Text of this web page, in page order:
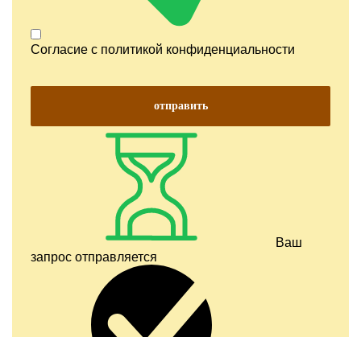
Согласие с политикой конфиденциальности
отправить
Ваш
запрос отправляется